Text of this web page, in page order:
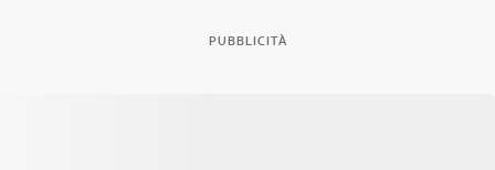
PUBBLICITÀ